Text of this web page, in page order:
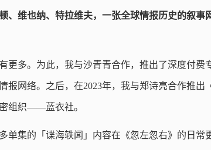
、维也纳、特拉维夫，一张全球情报历史的叙事
更多。为此，我与沙青青合作，推出了深度付费
报网络。之后，在2023年，我与郑诗亮合作推出
组织——蓝衣社。
单集的「谍海轶闻」内容在《忽左忽右》的日常